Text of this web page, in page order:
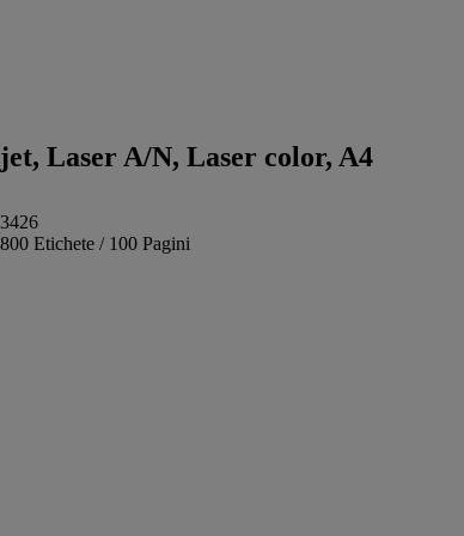
Laser A/N, Laser color, A4
3426
800 Etichete / 100 Pagini